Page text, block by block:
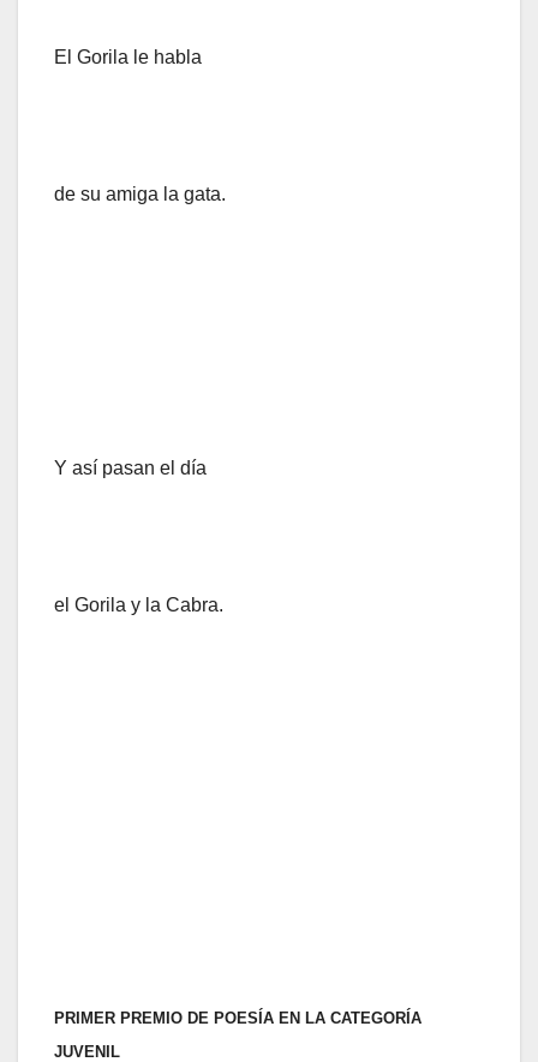
El Gorila le habla
de su amiga la gata.
Y así pasan el día
el Gorila y la Cabra.
PRIMER PREMIO DE POESÍA EN LA CATEGORÍA
JUVENIL